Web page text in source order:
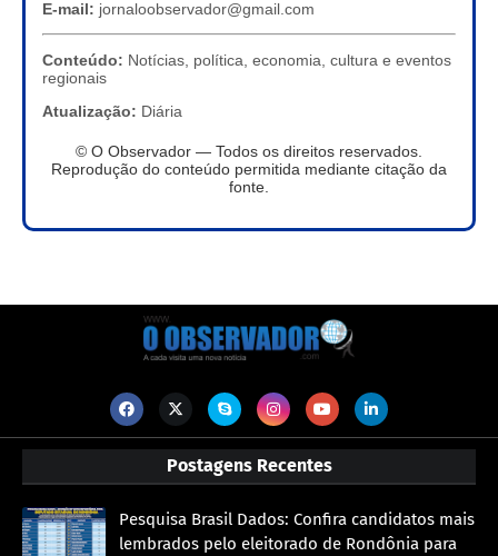
E-mail: jornaloobservador@gmail.com
Conteúdo: Notícias, política, economia, cultura e eventos
regionais
Atualização: Diária
© O Observador — Todos os direitos reservados.
Reprodução do conteúdo permitida mediante citação da
fonte.
Postagens Recentes
Pesquisa Brasil Dados: Confira candidatos mais
lembrados pelo eleitorado de Rondônia para